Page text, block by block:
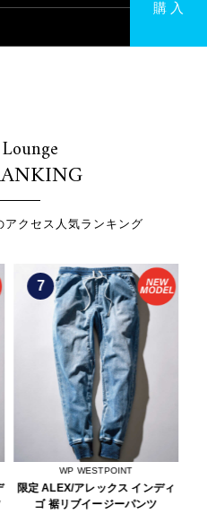
購 入
クセス人気ランキング
7
WP WESTPOINT
限定 ALEX/アレックス インディ
ゴ 裾リブイージーパンツ